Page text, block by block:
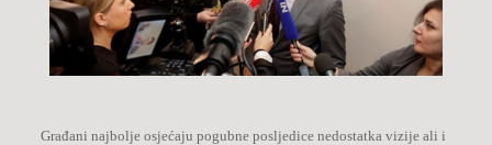
Građani najbolje osjećaju pogubne posljedice nedostatka vizije ali i